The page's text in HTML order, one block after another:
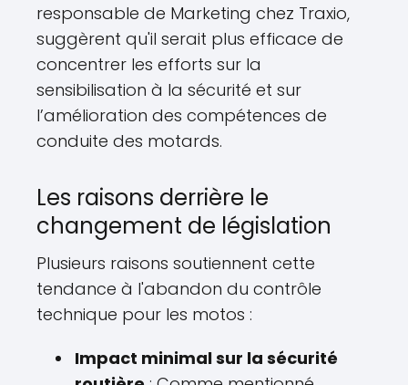
responsable de Marketing chez Traxio,
suggèrent qu'il serait plus efficace de
concentrer les efforts sur la
sensibilisation à la sécurité et sur
l’amélioration des compétences de
conduite des motards.
Les raisons derrière le
changement de législation
Plusieurs raisons soutiennent cette
tendance à l'abandon du contrôle
technique pour les motos :
Impact minimal sur la sécurité